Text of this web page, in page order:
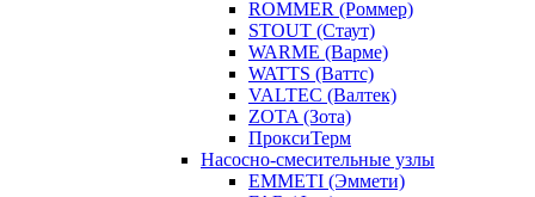
ROMMER (Роммер)
STOUT (Стаут)
WARME (Варме)
WATTS (Ваттс)
VALTEC (Валтек)
ZOTA (Зота)
ПроксиТерм
Насосно-смесительные узлы
EMMETI (Эммети)